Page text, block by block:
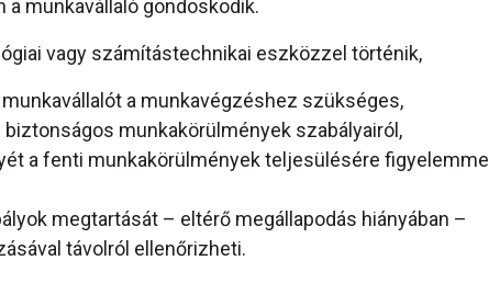
munkavállaló gondoskodik.
vagy számítástechnikai eszközzel történik,
a munkavégzéshez szükséges,
munkakörülmények szabályairól,
a fenti munkakörülmények teljesülésére figyelemmel
megtartását – eltérő megállapodás hiányában –
távolról ellenőrizheti.